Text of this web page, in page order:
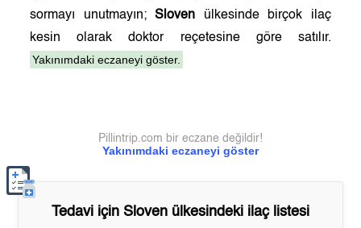
sormayı unutmayın;Sloven ülkesinde birçok ilaç
kesin olarak doktor reçetesine göre satılır.
Yakınımdaki eczaneyi göster.
Yakınımdaki eczaneyi göster
Pillintrip.com bir eczane değildir!
Tedavi için Sloven ülkesindeki ilaç listesi